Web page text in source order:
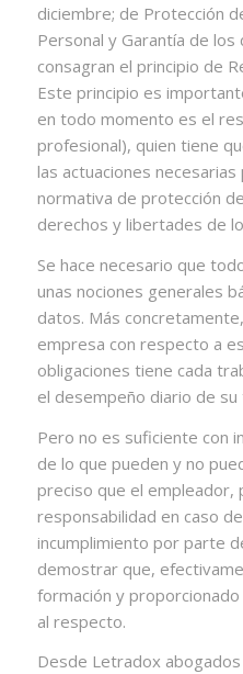
diciembre; de Protección
Personal y Garantía de
consagran el principio de
Este principio es
en todo momento es el
profesional), quien tiene
las actuaciones necesarias
normativa de protección
derechos y libertades de
Se hace necesario que
unas nociones generales
datos. Más
empresa con respecto a
obligaciones tiene cada
el desempeño diario de su
Pero no es suficiente con
de lo que pueden y no
preciso que el empleador,
responsabilidad en caso
incumplimiento por parte
demostrar que,
formación y
al respecto.
Desde Letradox